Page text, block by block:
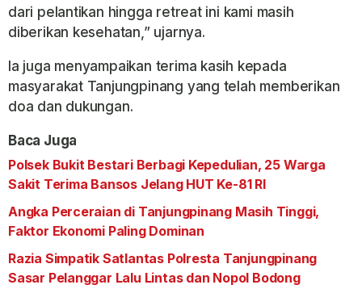
dari pelantikan hingga retreat ini kami masih
diberikan kesehatan,” ujarnya.
Ia juga menyampaikan terima kasih kepada
masyarakat Tanjungpinang yang telah memberikan
doa dan dukungan.
Baca Juga
Polsek Bukit Bestari Berbagi Kepedulian, 25 Warga
Sakit Terima Bansos Jelang HUT Ke-81 RI
Angka Perceraian di Tanjungpinang Masih Tinggi,
Faktor Ekonomi Paling Dominan
Razia Simpatik Satlantas Polresta Tanjungpinang
Sasar Pelanggar Lalu Lintas dan Nopol Bodong